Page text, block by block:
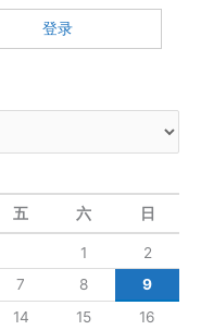
登录
五 六 日
1
2
7 8
9
14 15
16